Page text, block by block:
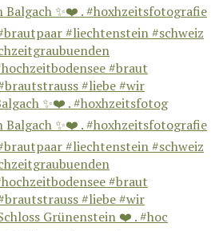
✨❤️ . #hoxhzeitsfotog
Grünenstein ❤️ . #hoc